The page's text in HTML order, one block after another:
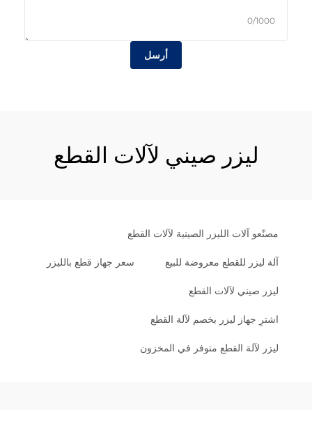
0/1000
أرسل
ليزر صيني لآلات القطع
مصنّعو آلات الليزر الصينية لآلات القطع
آلة ليزر للقطع معروضة للبيع سعر جهاز قطع بالليزر
ليزر صيني لآلات القطع
اشترِ جهاز ليزر بخصم لآلة القطع
ليزر لآلة القطع متوفر في المخزون